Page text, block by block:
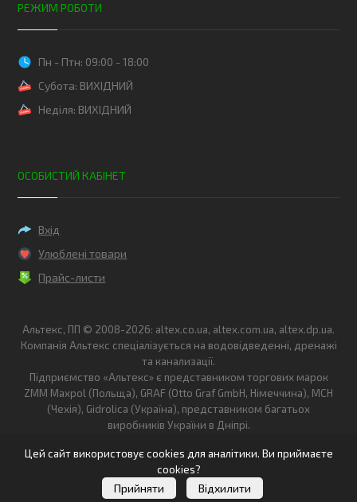
РЕЖИМ РОБОТИ
Пн - Птн: 09:00 - 18:00
Субота: ВИХІДНИЙ
Неділя: ВИХІДНИЙ
ОСОБИСТИЙ КАБІНЕТ
Вхід
Улюблені товари
Прайс-листи
Альтекс, ПП © 2008-2026: altex.co.ua, altex.com.ua, altex.dp.ua.
Компанія Альтекс спеціалізується на водовідведенні, дренажі
та канализації.
Підприємство «Альтекс» є представником торгових марок
ZMM Maxpol (Польща), GRAF (Otto Graf GmbH, Німеччина), MCH
(Чехія), Gidrolica (Україна), представником багатьох
виробників України в Дніпрі.